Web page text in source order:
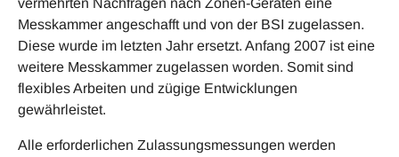
Messkammer angeschafft und von der BSI zugelassen.
Diese wurde im letzten Jahr ersetzt. Anfang 2007 ist eine
weitere Messkammer zugelassen worden. Somit sind
flexibles Arbeiten und zügige Entwicklungen
gewährleistet.
Alle erforderlichen Zulassungsmessungen werden